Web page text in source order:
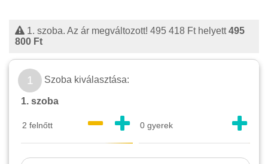
1. szoba. Az ár megváltozott! 495 418 Fthelyett495
800 Ft
1 Szoba kiválasztása:
1. szoba